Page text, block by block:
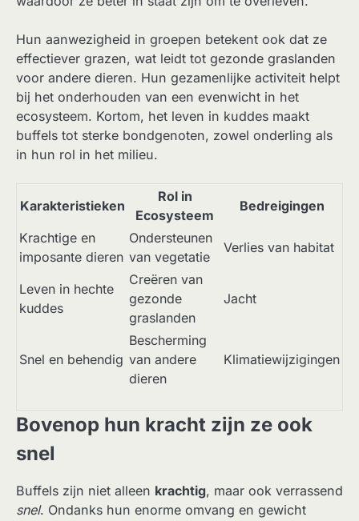
Hun aanwezigheid in groepen betekent ook dat ze
effectiever grazen, wat leidt tot gezonde graslanden
voor andere dieren. Hun gezamenlijke activiteit helpt
bij het onderhouden van een evenwicht in het
ecosysteem. Kortom, het leven in kuddes maakt
buffels tot sterke bondgenoten, zowel onderling als
in hun rol in het milieu.
Karakteristieken
Rol in
Ecosysteem
Bedreigingen
Krachtige en
imposante dieren
Ondersteunen
van vegetatie
Verlies van habitat
Leven in hechte
kuddes
Creëren van
gezonde
graslanden
Jacht
Snel en behendig
Bescherming
van andere
dieren
Klimatiewijzigingen
Bovenop hun kracht zijn ze ook
snel
Buffels zijn niet alleen krachtig, maar ook verrassend
snel. Ondanks hun enorme omvang en gewicht